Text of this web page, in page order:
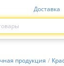
Доставка
продукция /